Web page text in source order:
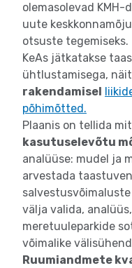
olemasolevad
uute
otsuste tegemiseks.
KeAs jätkatakse
ühtlustamisega,
rakendamisel
põhimõtted.
Plaanis on tellida
kasutuselevõtu
analüüse: mudel ja
arvestada
välja valida,
meretuuleparkide
võimalike
Ruumiandmete